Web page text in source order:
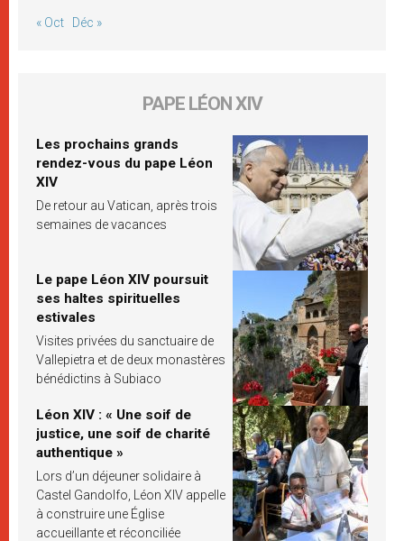
« Oct Déc »
PAPE LÉON XIV
Les prochains grands
rendez-vous du pape Léon
XIV
De retour au Vatican, après trois
semaines de vacances
Le pape Léon XIV poursuit
ses haltes spirituelles
estivales
Visites privées du sanctuaire de
Vallepietra et de deux monastères
bénédictins à Subiaco
Léon XIV : « Une soif de
justice, une soif de charité
authentique »
Lors d’un déjeuner solidaire à
Castel Gandolfo, Léon XIV appelle
à construire une Église
accueillante et réconciliée